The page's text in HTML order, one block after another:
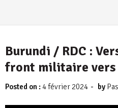
Burundi / RDC :
front militaire vers
Posted on : 4 février 2024 - by